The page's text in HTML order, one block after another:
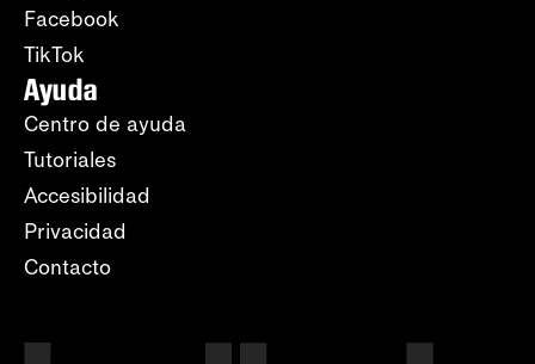
Facebook
TikTok
Ayuda
Centro de ayuda
Tutoriales
Accesibilidad
Privacidad
Contacto